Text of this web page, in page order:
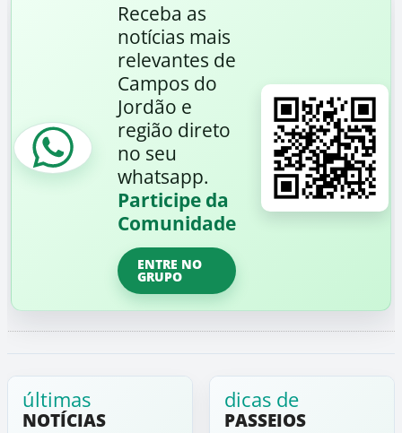
Receba as
notícias mais
relevantes de
Campos do
Jordão e
região direto
no seu
whatsapp.
Participe da
Comunidade
ENTRE NO
GRUPO
últimas
NOTÍCIAS
dicas de
PASSEIOS